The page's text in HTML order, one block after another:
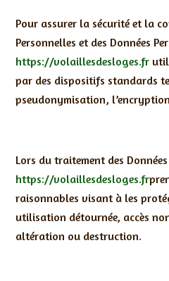
Pour assurer la sécurité et la
Personnelles et des Données
https://volaillesdesloges.fr
par des dispositifs standards
pseudonymisation,
Lors du traitement des
https://volaillesdesloges.fr
raisonnables visant à les
utilisation détournée, accès
altération ou destruction.